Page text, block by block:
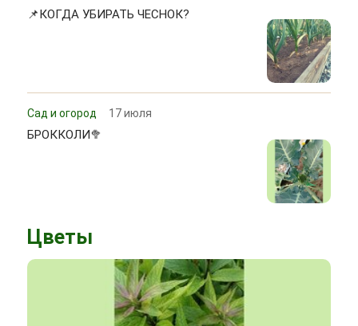
📌КОГДА УБИРАТЬ ЧЕСНОК?
Сад и огород 17 июля
БРОККОЛИ🥦
Цветы